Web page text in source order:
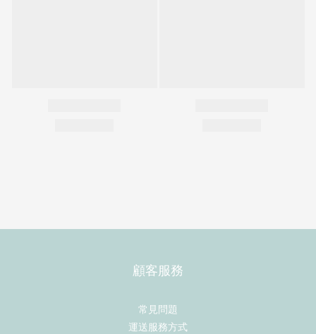
顧客服務
常見問題
運送服務方式